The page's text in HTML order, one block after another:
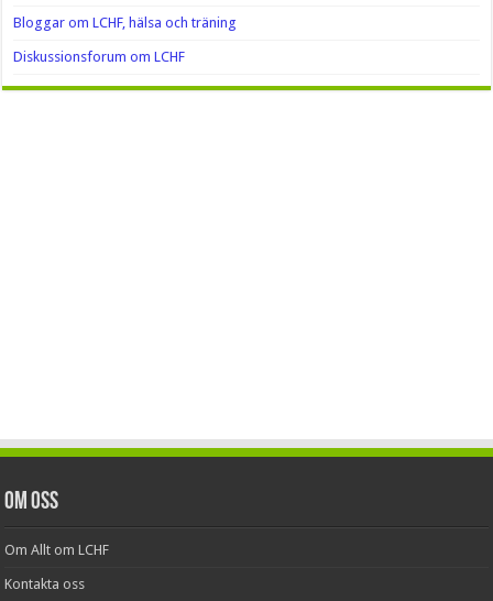
Bloggar om LCHF, hälsa och träning
Diskussionsforum om LCHF
Om oss
Om Allt om LCHF
Kontakta oss